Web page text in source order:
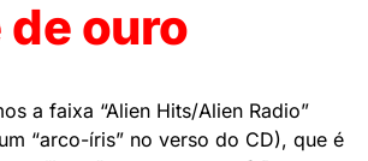
de ouro
a faixa “Alien Hits/Alien Radio”
“arco-íris” no verso do CD), que é